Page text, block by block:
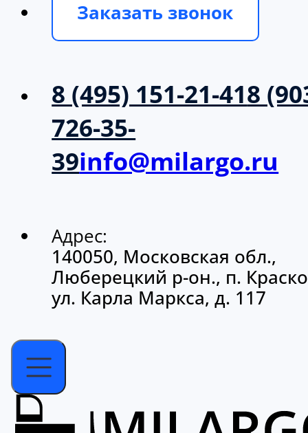
Заказать звонок
8 (495) 151-21-418
726-35-
39info@milargo.ru
Адрес:
140050, Московская обл.,
Люберецкий р-он., п.
ул. Карла Маркса, д. 117